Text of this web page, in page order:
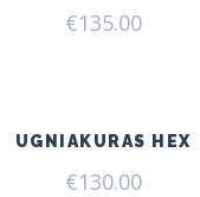
€135.00
UGNIAKURAS HEX
€130.00